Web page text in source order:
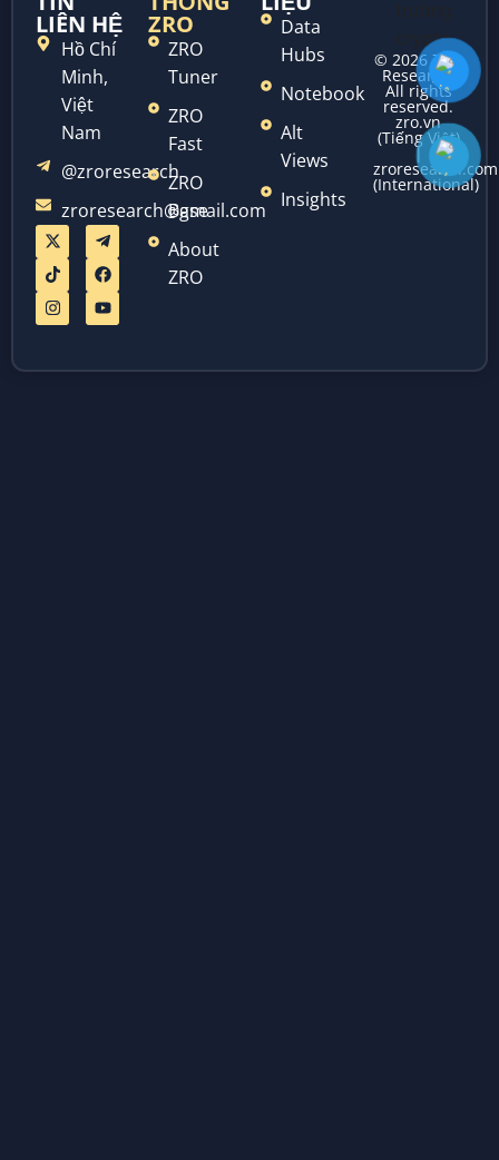
LIÊN HỆ
Hồ Chí
Minh,
Việt
Nam
@zroresearch
zroresearch@gmail.com
ZRO
ZRO
Tuner
ZRO
Fast
ZRO
Base
About
ZRO
Data
Hubs
Notebook
Alt
Views
Insights
© 2026 ZRO
Research.
All rights
reserved.
zro.vn
(Tiếng Việt)
|
zroresearch.com
(International)